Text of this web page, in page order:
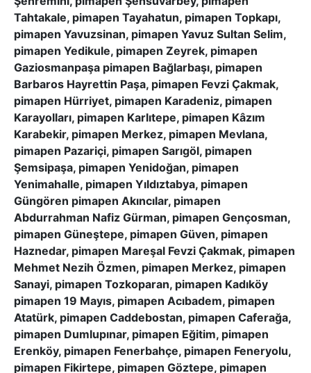
Tahtakale, pimapen Tayahatun, pimapen Topkapı,
pimapen Yavuzsinan, pimapen Yavuz Sultan Selim,
pimapen Yedikule, pimapen Zeyrek, pimapen
Gaziosmanpaşa pimapen Bağlarbaşı, pimapen
Barbaros Hayrettin Paşa, pimapen Fevzi Çakmak,
pimapen Hürriyet, pimapen Karadeniz, pimapen
Karayolları, pimapen Karlıtepe, pimapen Kâzım
Karabekir, pimapen Merkez, pimapen Mevlana,
pimapen Pazariçi, pimapen Sarıgöl, pimapen
Şemsipaşa, pimapen Yenidoğan, pimapen
Yenimahalle, pimapen Yıldıztabya, pimapen
Güngören pimapen Akıncılar, pimapen
Abdurrahman Nafiz Gürman, pimapen Gençosman,
pimapen Güneştepe, pimapen Güven, pimapen
Haznedar, pimapen Mareşal Fevzi Çakmak, pimapen
Mehmet Nezih Özmen, pimapen Merkez, pimapen
Sanayi, pimapen Tozkoparan, pimapen Kadıköy
pimapen 19 Mayıs, pimapen Acıbadem, pimapen
Atatürk, pimapen Caddebostan, pimapen Caferağa,
pimapen Dumlupınar, pimapen Eğitim, pimapen
Erenköy, pimapen Fenerbahçe, pimapen Feneryolu,
pimapen Fikirtepe, pimapen Göztepe, pimapen